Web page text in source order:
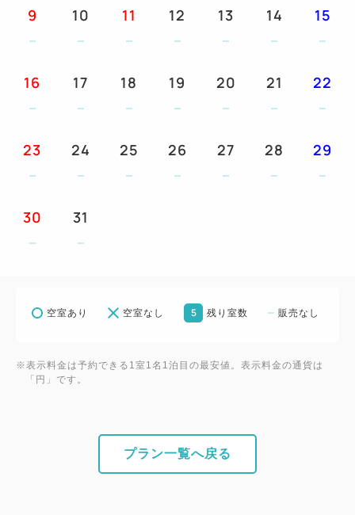
9 10 11 12 13 14 15
16 17 18 19 20 21 22
23 24 25 26 27 28 29
30 31
空室あり 空室なし 5 残り室数 販売なし
※表示料金は予約できる1室1名1泊目の最安値。表示料金の通貨は
「円」です。
プラン一覧へ戻る